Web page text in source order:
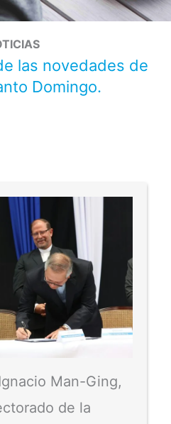
las novedades de
Domingo.
Man-Ging,
de la